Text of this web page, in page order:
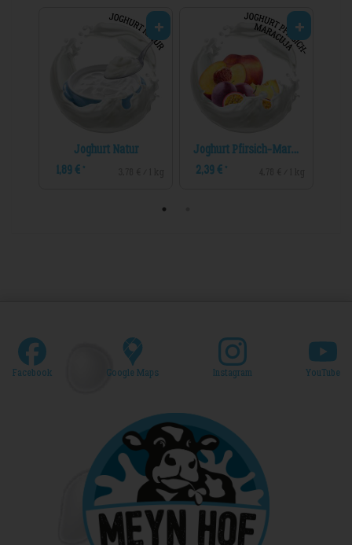
Joghurt Natur
1,89 € *
Joghurt Pfirsich-Maracuja
2,39 € *
Facebook Google Maps Instagram YouTube